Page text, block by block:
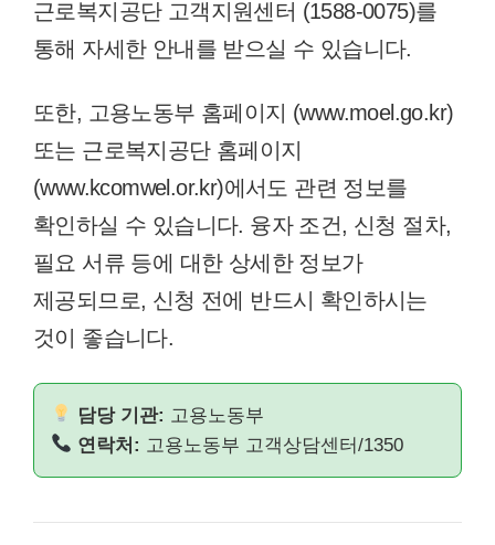
근로복지공단 고객지원센터 (1588-0075)를
통해 자세한 안내를 받으실 수 있습니다.
또한, 고용노동부 홈페이지 (www.moel.go.kr)
또는 근로복지공단 홈페이지
(www.kcomwel.or.kr)에서도 관련 정보를
확인하실 수 있습니다. 융자 조건, 신청 절차,
필요 서류 등에 대한 상세한 정보가
제공되므로, 신청 전에 반드시 확인하시는
것이 좋습니다.
담당 기관: 고용노동부
연락처: 고용노동부 고객상담센터/1350